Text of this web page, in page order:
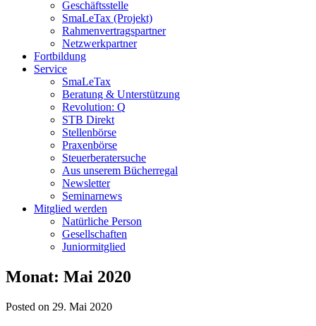
Geschäftsstelle
SmaLeTax (Projekt)
Rahmenvertragspartner
Netzwerkpartner
Fortbildung
Service
SmaLeTax
Beratung & Unterstützung
Revolution: Q
STB Direkt
Stellenbörse
Praxenbörse
Steuerberatersuche
Aus unserem Bücherregal
Newsletter
Seminarnews
Mitglied werden
Natürliche Person
Gesellschaften
Juniormitglied
Monat: Mai 2020
Posted on 29. Mai 2020